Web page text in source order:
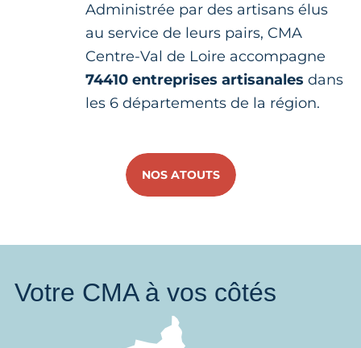
Administrée par des artisans élus
au service de leurs pairs, CMA
Centre-Val de Loire accompagne
74410 entreprises artisanales dans
les 6 départements de la région.
NOS ATOUTS
Votre CMA à vos côtés